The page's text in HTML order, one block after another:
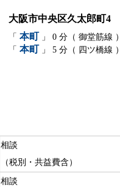
大阪市中央区久太郎町4
「 本町 」 0 分（ 御堂筋線 ）
「 本町 」 5 分（ 四ツ橋線 ）
相談
（税別・共益費含）
相談